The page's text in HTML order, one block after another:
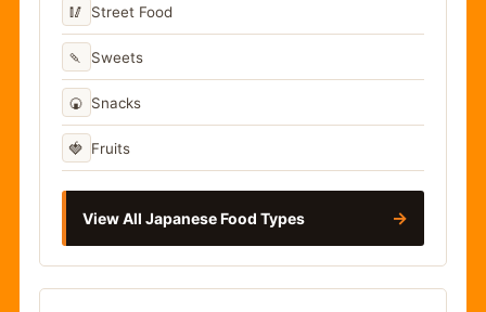
🥢 Street Food
🍡 Sweets
🍘 Snacks
🍓 Fruits
View All Japanese Food Types →